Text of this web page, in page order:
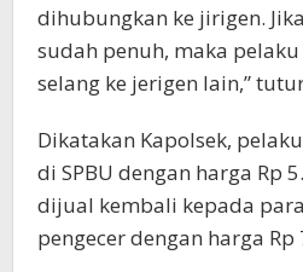
dihubungkan ke jirigen.
sudah penuh, maka
selang ke jerigen lain,”
Dikatakan Kapolsek,
di SPBU dengan harga Rp
dijual kembali kepada
pengecer dengan harga